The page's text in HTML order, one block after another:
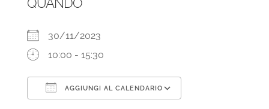
30/11/2023
10:00 - 15:30
AGGIUNGI AL CALENDARIO